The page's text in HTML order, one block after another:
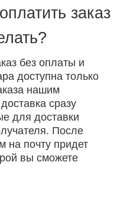
заказ
без оплаты и
доступна только
нашим
сразу
для доставки
После
на почту придет
вы сможете